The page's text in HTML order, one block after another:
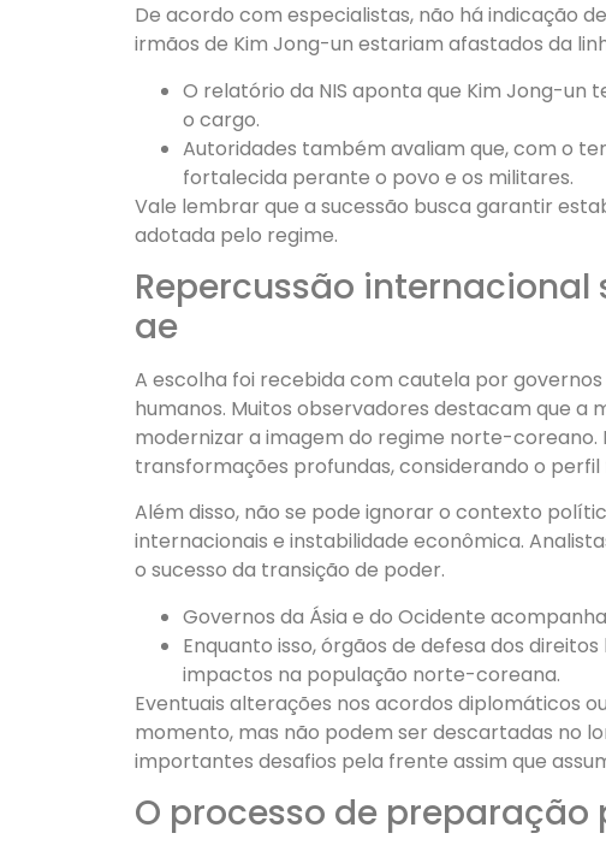
De acordo com especialistas, não há indicação
irmãos de Kim Jong-un estariam afastados da
O relatório da NIS aponta que Kim Jong-
o cargo.
Autoridades também avaliam que, com o
fortalecida perante o povo e os militares.
Vale lembrar que a sucessão busca garantir
adotada pelo regime.
Repercussão
ae
A escolha foi recebida com cautela por
humanos. Muitos observadores destacam que a
modernizar a imagem do regime norte-
transformações profundas, considerando o
Além disso, não se pode ignorar o contexto
internacionais e instabilidade econômica.
o sucesso da transição de poder.
Governos da Ásia e do Ocidente
Enquanto isso, órgãos de defesa dos
impactos na população norte-coreana.
Eventuais alterações nos acordos diplomáticos
momento, mas não podem ser descartadas no
importantes desafios pela frente assim que
O processo de preparação